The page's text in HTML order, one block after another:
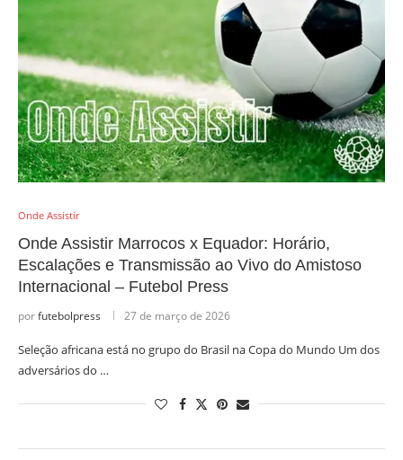
Onde Assistir
Onde Assistir Marrocos x Equador: Horário,
Escalações e Transmissão ao Vivo do Amistoso
Internacional – Futebol Press
porfutebolpress 27 de março de 2026
Seleção africana está no grupo do Brasil na Copa do Mundo Um dos
adversários do …